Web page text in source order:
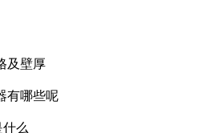
及壁厚
有哪些呢
什么